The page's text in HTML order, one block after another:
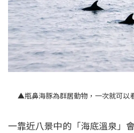
▲瓶鼻海豚為群居動物，一次就可以
一靠近八景中的「海底溫泉」